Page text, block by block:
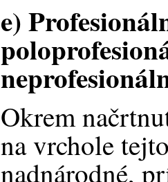
e)
Okrem
na vrchole
nadnárodné,